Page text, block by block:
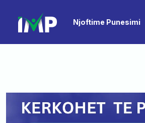
Njoftime Punesimi